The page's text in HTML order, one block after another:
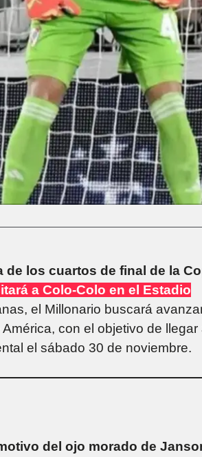
los cuartos de final de la
a Colo-Colo en el Estadio
el Millonario buscará
con el objetivo de llegar
el sábado 30 de noviembre.
del ojo morado de